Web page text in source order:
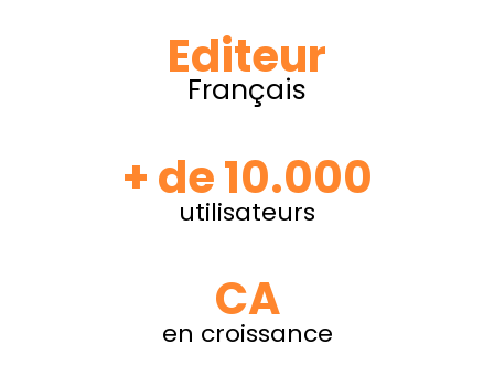
Editeur
Français
+ de 10.000
utilisateurs
CA
en croissance